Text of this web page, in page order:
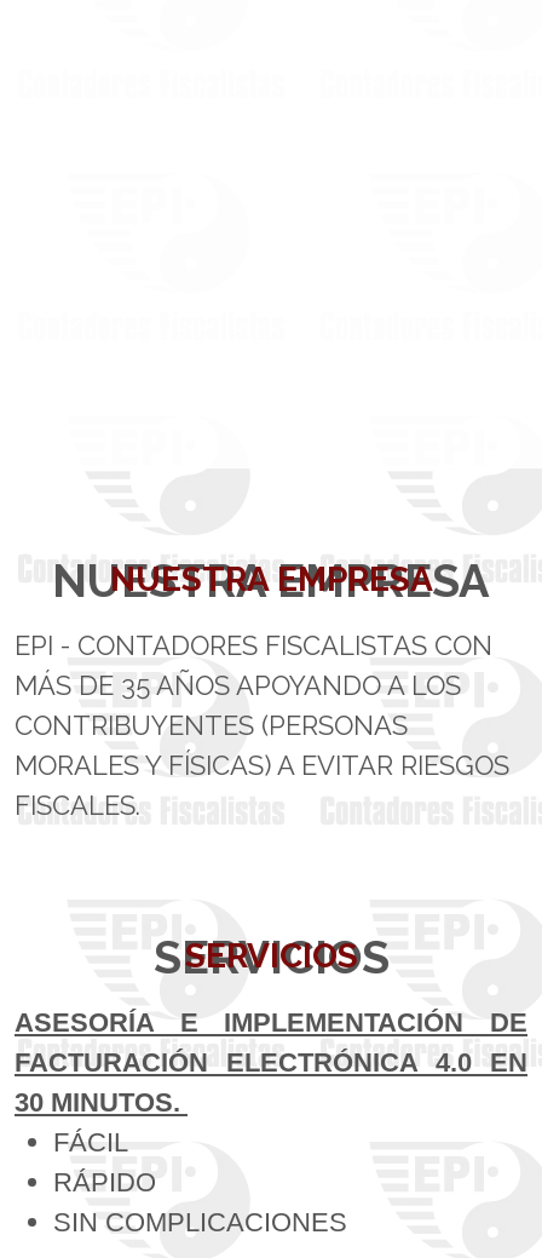
NUESTRA EMPRESA
NUESTRA EMPRESA
EPI - CONTADORES FISCALISTAS CON
MÁS DE 35 AÑOS APOYANDO A LOS
CONTRIBUYENTES (PERSONAS
MORALES Y FÍSICAS) A EVITAR RIESGOS
FISCALES.
SERVICIOS
SERVICIOS
ASESORÍA E IMPLEMENTACIÓN DE
FACTURACIÓN ELECTRÓNICA 4.0 EN
30 MINUTOS.
FÁCIL
RÁPIDO
SIN COMPLICACIONES